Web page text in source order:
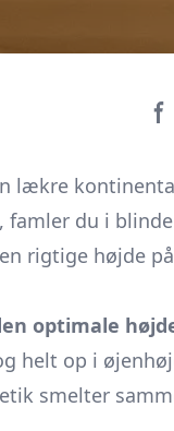
lækre
du i
rigtige højde
optimale
helt op i
smelter